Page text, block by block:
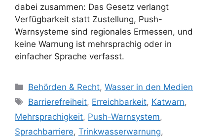
dabei zusammen: Das Gesetz verlangt
Verfügbarkeit statt Zustellung, Push-
Warnsysteme sind regionales Ermessen, und
keine Warnung ist mehrsprachig oder in
einfacher Sprache verfasst.
Kategorien
Behörden & Recht,Wasser in den Medien
Schlagwörter
Barrierefreiheit, Erreichbarkeit, Katwarn,
Mehrsprachigkeit, Push-Warnsystem,
Sprachbarriere, Trinkwasserwarnung,